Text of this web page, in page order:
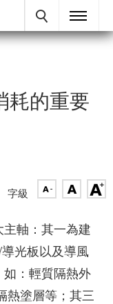
耗的重要
字級
軸：其一為建
光板以及導風
：輕質隔熱外
熱塗層等；其三